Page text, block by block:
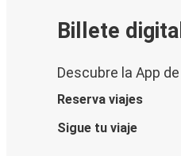
Billete
Descubre la App de
Reserva viajes
Sigue tu viaje